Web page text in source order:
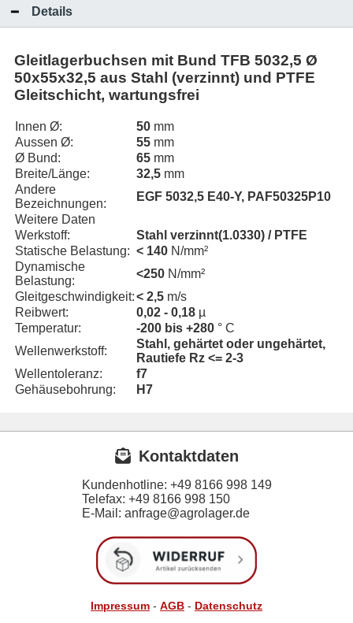
Details
Gleitlagerbuchsen mit Bund TFB 5032,5 Ø
50x55x32,5 aus Stahl (verzinnt) und PTFE
Gleitschicht, wartungsfrei
Innen Ø: 50 mm
Aussen Ø:
55 mm
Ø Bund:
65 mm
Breite/Länge:
32,5 mm
Andere
Bezeichnungen:
EGF 5032,5 E40-Y, PAF50325P10
Weitere Daten
Werkstoff:
Stahl verzinnt(1.0330) / PTFE
Statische Belastung: < 140 N/mm²
Dynamische
Belastung:
<250 N/mm²
Gleitgeschwindigkeit:< 2,5 m/s
Reibwert:
0,02 - 0,18 µ
Temperatur:
-200 bis +280 ° C
Wellenwerkstoff:
Stahl, gehärtet oder ungehärtet,
Rautiefe Rz <= 2-3
Wellentoleranz:
f7
Gehäusebohrung:
H7
Kontaktdaten
Kundenhotline: +49 8166 998 149
Telefax: +49 8166 998 150
E-Mail: anfrage@agrolager.de
Impressum - AGB - Datenschutz